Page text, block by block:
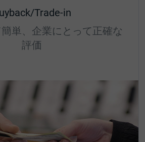
Trade-in
単、企業にとって正確な
評価